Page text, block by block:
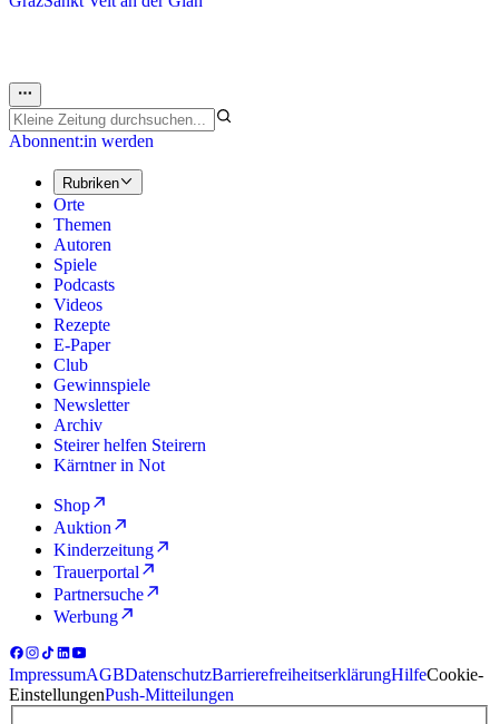
Abonnent:in werden
Rubriken
Orte
Themen
Autoren
Spiele
Podcasts
Videos
Rezepte
E-Paper
Club
Gewinnspiele
Newsletter
Archiv
Steirer helfen Steirern
Kärntner in Not
Shop
Auktion
Kinderzeitung
Trauerportal
Partnersuche
Werbung
ImpressumAGBDatenschutzBarrierefreiheitserklärungHilfeCookie-
EinstellungenPush-Mitteilungen